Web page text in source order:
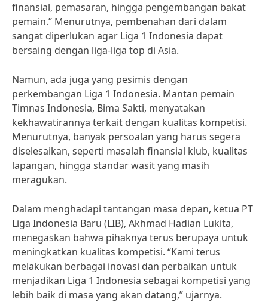
finansial, pemasaran, hingga pengembangan bakat
pemain.” Menurutnya, pembenahan dari dalam
sangat diperlukan agar Liga 1 Indonesia dapat
bersaing dengan liga-liga top di Asia.
Namun, ada juga yang pesimis dengan
perkembangan Liga 1 Indonesia. Mantan pemain
Timnas Indonesia, Bima Sakti, menyatakan
kekhawatirannya terkait dengan kualitas kompetisi.
Menurutnya, banyak persoalan yang harus segera
diselesaikan, seperti masalah finansial klub, kualitas
lapangan, hingga standar wasit yang masih
meragukan.
Dalam menghadapi tantangan masa depan, ketua PT
Liga Indonesia Baru (LIB), Akhmad Hadian Lukita,
menegaskan bahwa pihaknya terus berupaya untuk
meningkatkan kualitas kompetisi. “Kami terus
melakukan berbagai inovasi dan perbaikan untuk
menjadikan Liga 1 Indonesia sebagai kompetisi yang
lebih baik di masa yang akan datang,” ujarnya.